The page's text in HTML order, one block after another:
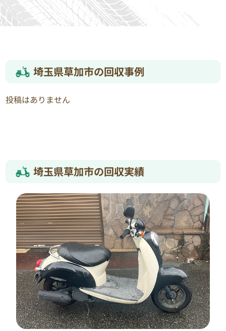
埼玉県草加市の回収事例
投稿はありません
埼玉県草加市の回収実績